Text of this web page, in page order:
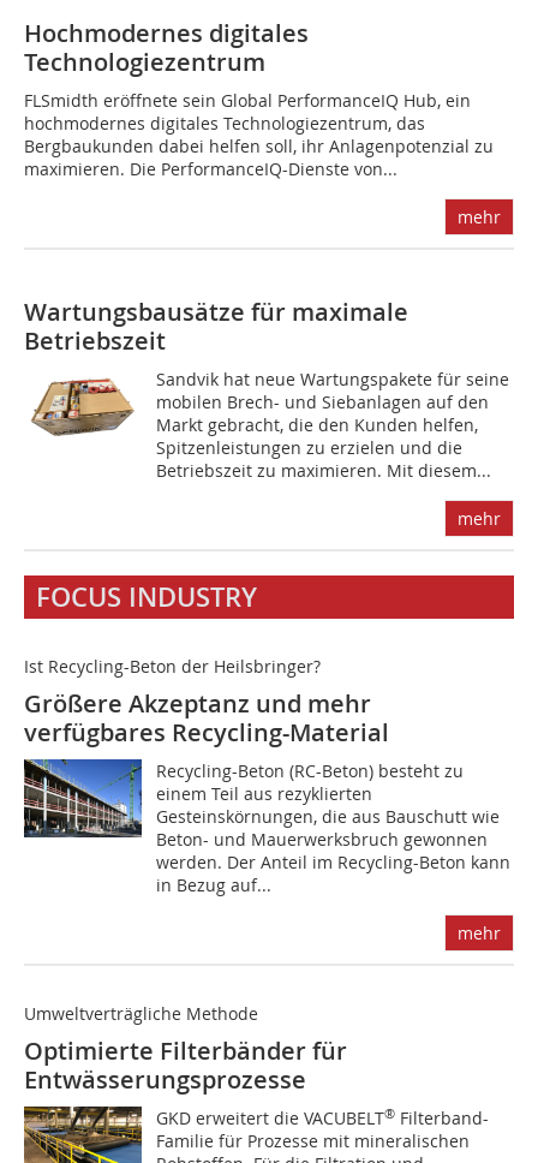
Hochmodernes digitales
Technologiezentrum
FLSmidth eröffnete sein Global PerformanceIQ Hub, ein
hochmodernes digitales Technologiezentrum, das
Bergbaukunden dabei helfen soll, ihr Anlagenpotenzial zu
maximieren. Die PerformanceIQ-Dienste von...
mehr
Wartungsbausätze für maximale
Betriebszeit
Sandvik hat neue Wartungspakete für seine
mobilen Brech- und Siebanlagen auf den
Markt gebracht, die den Kunden helfen,
Spitzenleistungen zu erzielen und die
Betriebszeit zu maximieren. Mit diesem...
mehr
FOCUS INDUSTRY
Ist Recycling-Beton der Heilsbringer?
Größere Akzeptanz und mehr
verfügbares Recycling-Material
Recycling-Beton (RC-Beton) besteht zu
einem Teil aus rezyklierten
Gesteinskörnungen, die aus Bauschutt wie
Beton- und Mauerwerksbruch gewonnen
werden. Der Anteil im Recycling-Beton kann
in Bezug auf...
mehr
Umweltverträgliche Methode
Optimierte Filterbänder für
Entwässerungsprozesse
GKD erweitert die VACUBELT® Filterband-
Familie für Prozesse mit mineralischen